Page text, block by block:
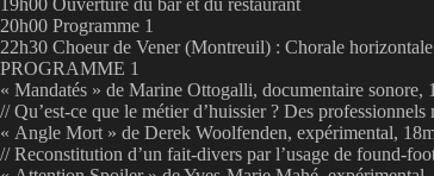
19h00 Ouverture du bar et du restaurant
20h00 Programme 1
22h30 Choeur de Vener (Montreuil) : Chorale
PROGRAMME 1
« Mandatés » de Marine Ottogalli, documentaire sonore,
// Qu’est-ce que le métier d’huissier ? Des
« Angle Mort » de Derek Woolfenden, expérimental,
// Reconstitution d’un fait-divers par l’usage de found-